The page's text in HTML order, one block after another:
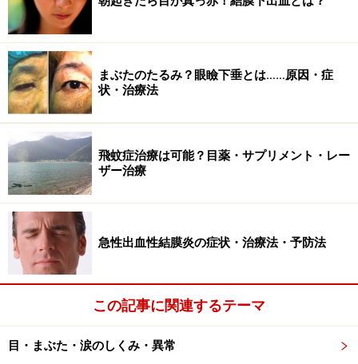
い場合は、はがれている範囲、はがれている長さなどを
見て勘で判断しています」
「先生、レーザーを打ったら新たに網膜裂孔ができちゃ
うことがあると聞いたのですが……」
「自分は今まで多数の患者さんを治療していますが、幸
いそんな経験はないですよ。網膜裂孔ができたというこ
とは硝子体による網膜の牽引が広い範囲で起こっている
というわけで、当然同時期に他の部分に網膜裂孔ができ
る可能性があります。また、網膜円孔の場合も円孔がで
きるぐらい網膜が弱くなっているというわけなので、他
の部分に同時期に円孔ができることもあるでしょう。同
時期に偶然できた他の穴を先生や患者さんがレーザーで
できてしまったと錯覚しているケースも多いのではない
かと思いますよ。」
「ということは、メリットがデメリットを上回るという
わけですね。」
まぶたのたるみ？眼瞼下垂とは……原因・症
状・治療法
飛蚊症治療は可能？目薬・サプリメント・レー
ザー治療
急性出血性結膜炎の症状・治療法・予防法
この記事に関連するテーマ
目・まぶた・涙のしくみ・異常